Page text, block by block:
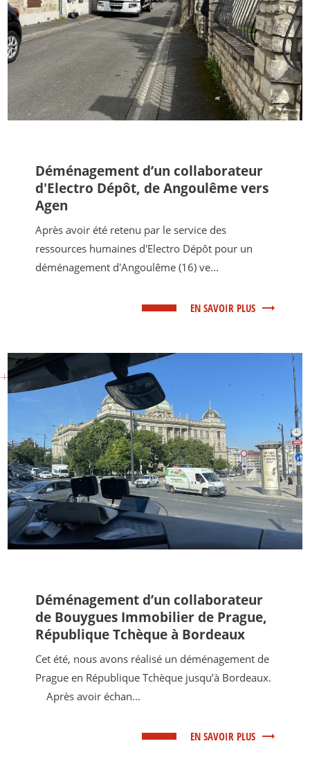
Déménagement d’un collaborateur
d'Electro Dépôt, de Angoulême vers
Agen
Après avoir été retenu par le service des
ressources humaines d'Electro Dépôt pour un
déménagement d'Angoulême (16) ve...
EN SAVOIR PLUS
Déménagement d’un collaborateur
de Bouygues Immobilier de Prague,
République Tchèque à Bordeaux
Cet été, nous avons réalisé un déménagement de
Prague en République Tchèque jusqu’à Bordeaux.
Après avoir échan...
EN SAVOIR PLUS